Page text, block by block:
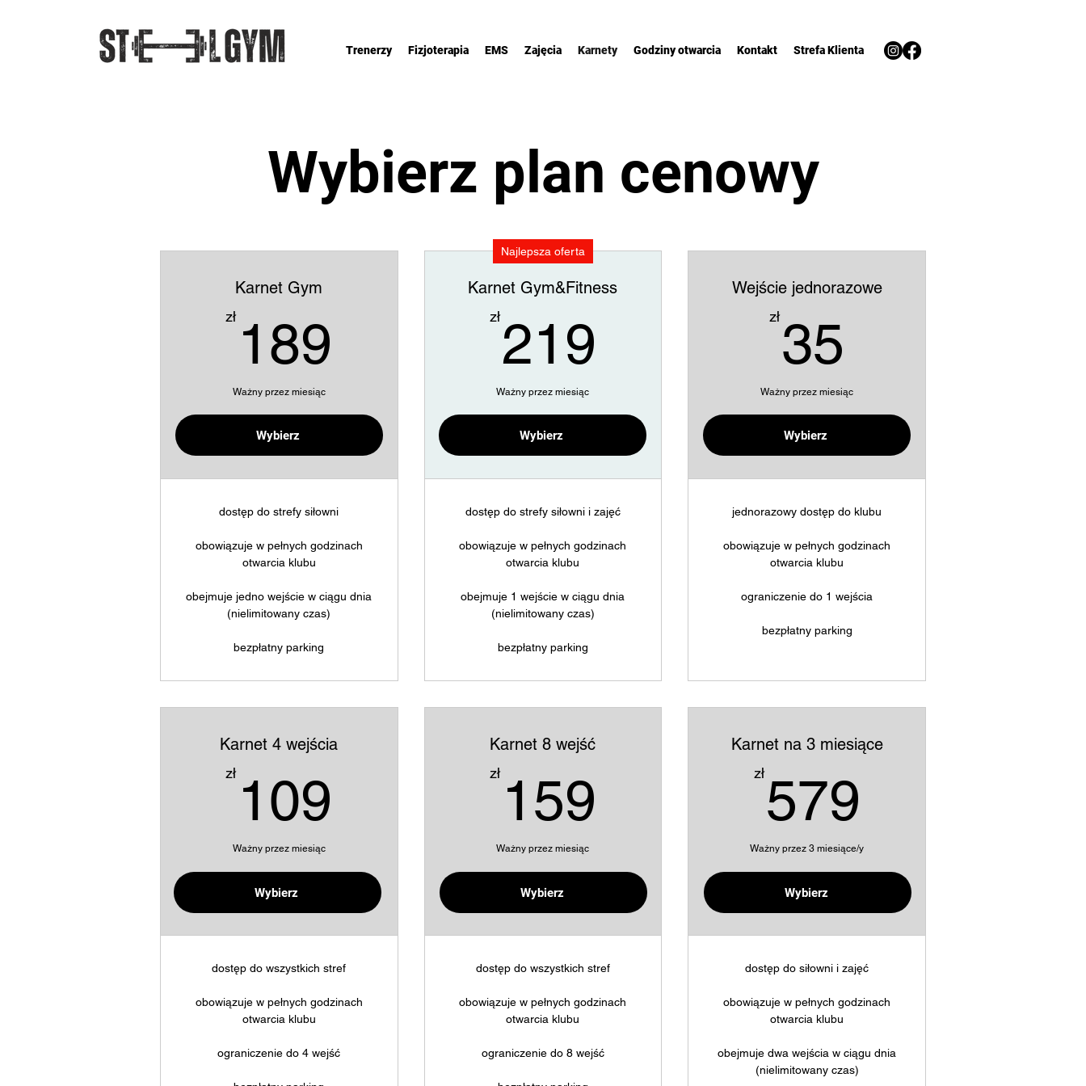
Trenerzy Fizjoterapia EMS Zajęcia Karnety Godziny otwarcia Kontakt Strefa Klienta
Wybierz plan cenowy
Karnet Gym
zł 189
Ważny przez miesiąc
Kup teraz
dostęp do strefy siłowni
obowiązuje w pełnych godzinach
otwarcia klubu
obejmuje jedno wejście w ciągu dnia
(nielimitowany czas)
bezpłatny parking
Najlepsza oferta
Karnet Gym&Fitness
zł219
Ważny przez miesiąc
Kup teraz
dostęp do strefy siłowni i zajęć
obowiązuje w pełnych godzinach
otwarcia klubu
obejmuje 1 wejście w ciągu dnia
(nielimitowany czas)
bezpłatny parking
Wejście jednorazowe
zł35
Ważny przez miesiąc
Kup teraz
jednorazowy dostęp do klubu
obowiązuje w pełnych godzinach
otwarcia klubu
ograniczenie do 1 wejścia
bezpłatny parking
Karnet 4 wejścia
zł 109
Ważny przez miesiąc
Kup teraz
dostęp do wszystkich stref
obowiązuje w pełnych godzinach
otwarcia klubu
ograniczenie do 4 wejść
Karnet 8 wejść
zł 159
Ważny przez miesiąc
Kup teraz
dostęp do wszystkich stref
obowiązuje w pełnych godzinach
otwarcia klubu
ograniczenie do 8 wejść
Karnet na 3 miesiące
zł 579
Ważny przez 3 miesiące/y
Kup teraz
dostęp do siłowni i zajęć
obowiązuje w pełnych godzinach
otwarcia klubu
obejmuje dwa wejścia w ciągu dnia
(nielimitowany czas)
Wybierz Wybierz Wybierz
Wybierz
Wybierz Wybierz